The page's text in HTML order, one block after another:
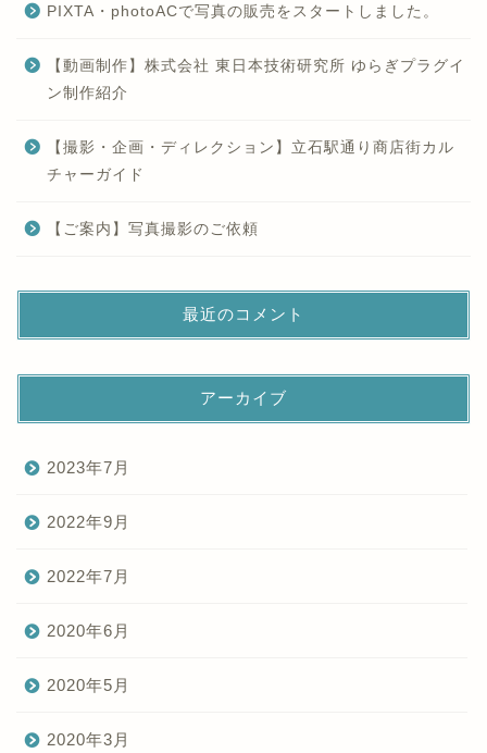
PIXTA・photoACで写真の販売をスタートしました。
【動画制作】株式会社 東日本技術研究所 ゆらぎプラグイ
ン制作紹介
【撮影・企画・ディレクション】立石駅通り商店街カル
チャーガイド
【ご案内】写真撮影のご依頼
最近のコメント
アーカイブ
2023年7月
2022年9月
2022年7月
2020年6月
2020年5月
2020年3月